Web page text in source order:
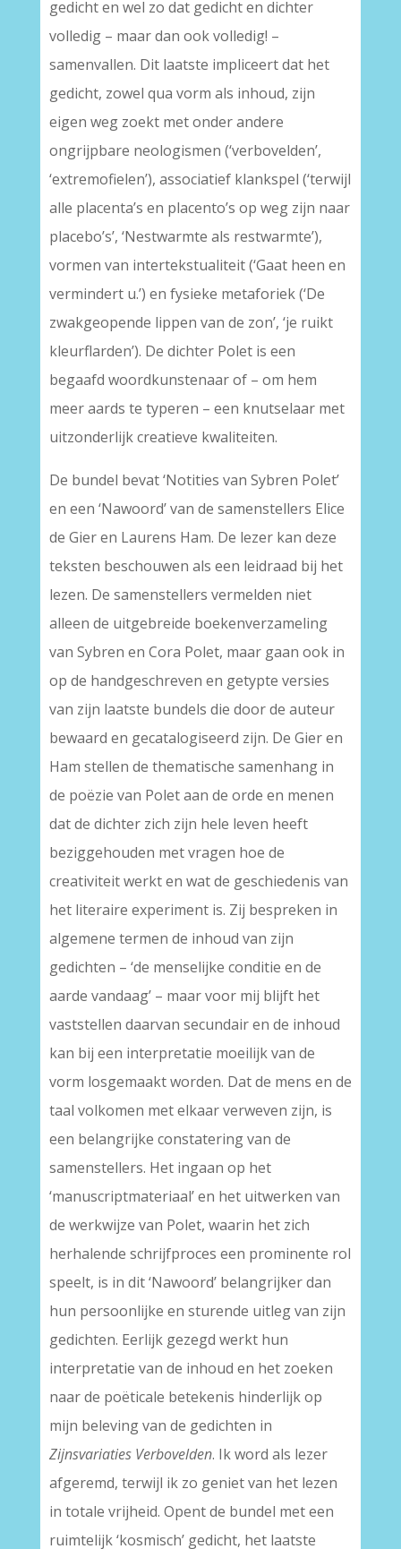
gedicht en wel zo dat gedicht en dichter
volledig – maar dan ook volledig! –
samenvallen. Dit laatste impliceert dat het
gedicht, zowel qua vorm als inhoud, zijn
eigen weg zoekt met onder andere
ongrijpbare neologismen (‘verbovelden’,
‘extremofielen’), associatief klankspel (‘terwijl
alle placenta’s en placento’s op weg zijn naar
placebo’s’, ‘Nestwarmte als restwarmte’),
vormen van intertekstualiteit (‘Gaat heen en
vermindert u.’) en fysieke metaforiek (‘De
zwakgeopende lippen van de zon’, ‘je ruikt
kleurflarden’). De dichter Polet is een
begaafd woordkunstenaar of – om hem
meer aards te typeren – een knutselaar met
uitzonderlijk creatieve kwaliteiten.
De bundel bevat ‘Notities van Sybren Polet’
en een ‘Nawoord’ van de samenstellers Elice
de Gier en Laurens Ham. De lezer kan deze
teksten beschouwen als een leidraad bij het
lezen. De samenstellers vermelden niet
alleen de uitgebreide boekenverzameling
van Sybren en Cora Polet, maar gaan ook in
op de handgeschreven en getypte versies
van zijn laatste bundels die door de auteur
bewaard en gecatalogiseerd zijn. De Gier en
Ham stellen de thematische samenhang in
de poëzie van Polet aan de orde en menen
dat de dichter zich zijn hele leven heeft
beziggehouden met vragen hoe de
creativiteit werkt en wat de geschiedenis van
het literaire experiment is. Zij bespreken in
algemene termen de inhoud van zijn
gedichten – ‘de menselijke conditie en de
aarde vandaag’ – maar voor mij blijft het
vaststellen daarvan secundair en de inhoud
kan bij een interpretatie moeilijk van de
vorm losgemaakt worden. Dat de mens en de
taal volkomen met elkaar verweven zijn, is
een belangrijke constatering van de
samenstellers. Het ingaan op het
‘manuscriptmateriaal’ en het uitwerken van
de werkwijze van Polet, waarin het zich
herhalende schrijfproces een prominente rol
speelt, is in dit ‘Nawoord’ belangrijker dan
hun persoonlijke en sturende uitleg van zijn
gedichten. Eerlijk gezegd werkt hun
interpretatie van de inhoud en het zoeken
naar de poëticale betekenis hinderlijk op
mijn beleving van de gedichten in
Zijnsvariaties Verbovelden. Ik word als lezer
afgeremd, terwijl ik zo geniet van het lezen
in totale vrijheid. Opent de bundel met een
ruimtelijk ‘kosmisch’ gedicht, het laatste